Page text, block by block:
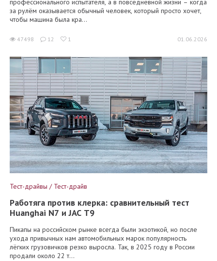
профессионального испытателя, а в повседневной жизни – когда
за рулём оказывается обычный человек, который просто хочет,
чтобы машина была кра...
47498 12 1 01.06.2026
Тест-драйвы / Тест-драйв
Работяга против клерка: сравнительный тест
Huanghai N7 и JAC T9
Пикапы на российском рынке всегда были экзотикой, но после
ухода привычных нам автомобильных марок популярность
лёгких грузовичков резко выросла. Так, в 2025 году в России
продали около 22 т...